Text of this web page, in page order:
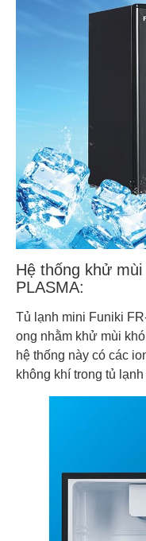
Hệ thống khử
PLASMA:
Tủ lạnh mini Funiki
ong nhằm khử mùi
hệ thống này có các
không khí trong tủ